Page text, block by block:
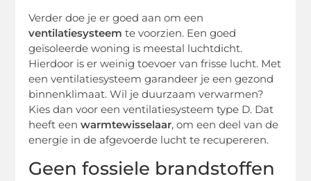
Verder doe je er goed aan om een
ventilatiesysteem te voorzien. Een goed
geïsoleerde woning is meestal luchtdicht.
Hierdoor is er weinig toevoer van frisse lucht. Met
een ventilatiesysteem garandeer je een gezond
binnenklimaat. Wil je duurzaam verwarmen?
Kies dan voor een ventilatiesysteem type D. Dat
heeft eenwarmtewisselaar, om een deel van de
energie in de afgevoerde lucht te recupereren.
Geen fossiele brandstoffen